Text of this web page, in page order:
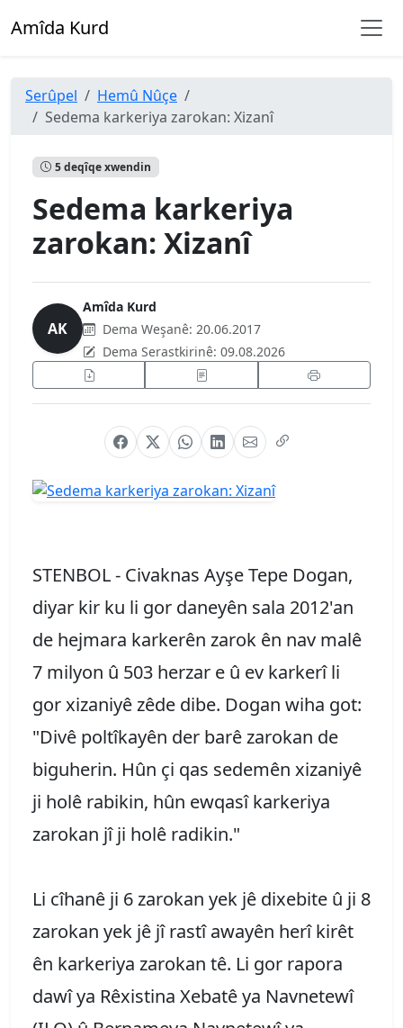
Amîda Kurd
Serûpel
Hemû Nûçe
Sedema karkeriya zarokan: Xizanî
5 deqîqe xwendin
Sedema karkeriya
zarokan: Xizanî
AK
Amîda Kurd
Dema Weşanê: 20.06.2017
Dema Serastkirinê: 09.08.2026
STENBOL- Civaknas Ayşe Tepe Dogan,
diyar kir ku li gor daneyên sala 2012'an
de hejmara karkerên zarok ên nav malê
7 milyon û 503 herzar e û ev karkerî li
gor xizaniyê zêde dibe. Dogan wiha got:
"Divê poltîkayên der barê zarokan de
biguherin. Hûn çi qas sedemên xizaniyê
ji holê rabikin, hûn ewqasî karkeriya
zarokan jî ji holê radikin."
Li cîhanê ji 6 zarokan yek jê dixebite û ji 8
zarokan yek jê jî rastî awayên herî kirêt
ên karkeriya zarokan tê. Li gor rapora
dawî ya Rêxistina Xebatê ya Navnetewî